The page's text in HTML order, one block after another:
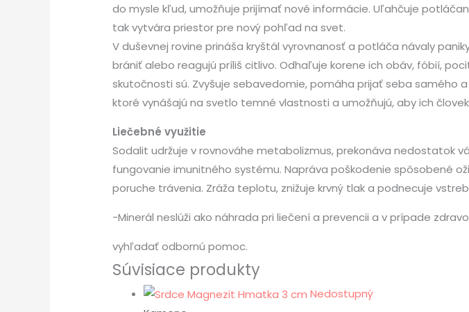
do mysle kľud, umožňuje prijímať nové informácie. Uľahčuje
tak vytvára priestor pre nový pohľad na svet.
V duševnej rovine prináša kryštál vyrovnanosť a potláča návaly
brániť alebo reagujú príliš citlivo. Odhaľuje korene ich obáv, fóbií,
skutočnosti sú. Zvyšuje sebavedomie, pomáha prijať seba samého
ktoré vynášajú na svetlo temné vlastnosti a umožňujú, aby ich
Liečebné využitie
Sodalit udržuje v rovnováhe metabolizmus, prekonáva nedostatok
fungovanie imunitného systému. Napráva poškodenie spôsobené
poruche trávenia. Zráža teplotu, znižuje krvný tlak a podnecuje
-Minerál neslúži ako náhrada pri liečení a prevencii a v prípade
vyhľadať odbornú pomoc.
Súvisiace produkty
Nedostupný